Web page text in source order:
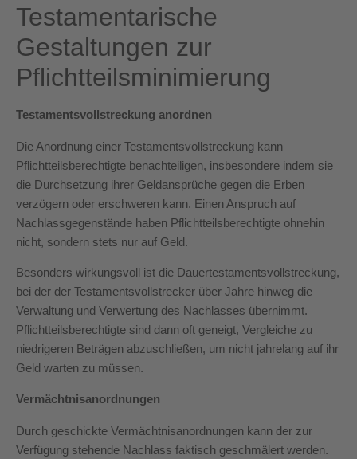
Testamentarische
Gestaltungen zur
Pflichtteilsminimierung
Testamentsvollstreckung anordnen
Die Anordnung einer Testamentsvollstreckung kann
Pflichtteilsberechtigte benachteiligen, insbesondere indem sie
die Durchsetzung ihrer Geldansprüche gegen die Erben
verzögern oder erschweren kann. Einen Anspruch auf
Nachlassgegenstände haben Pflichtteilsberechtigte ohnehin
nicht, sondern stets nur auf Geld.
Besonders wirkungsvoll ist die Dauertestamentsvollstreckung,
bei der der Testamentsvollstrecker über Jahre hinweg die
Verwaltung und Verwertung des Nachlasses übernimmt.
Pflichtteilsberechtigte sind dann oft geneigt, Vergleiche zu
niedrigeren Beträgen abzuschließen, um nicht jahrelang auf ihr
Geld warten zu müssen.
Vermächtnisanordnungen
Durch geschickte Vermächtnisanordnungen kann der zur
Verfügung stehende Nachlass faktisch geschmälert werden.